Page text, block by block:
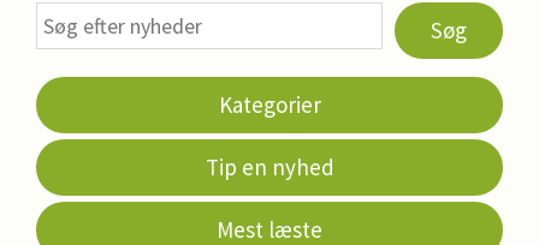
Søg
Kategorier
Tip en nyhed
Mest læste